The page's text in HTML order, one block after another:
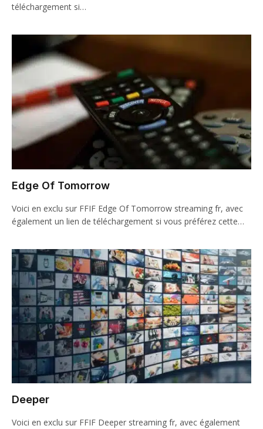
téléchargement si…
Edge Of Tomorrow
Voici en exclu sur FFIF Edge Of Tomorrow streaming fr, avec
également un lien de téléchargement si vous préférez cette…
Deeper
Voici en exclu sur FFIF Deeper streaming fr, avec également